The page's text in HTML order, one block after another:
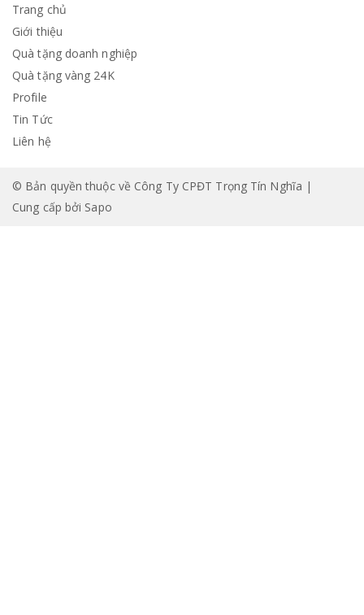
Trang chủ
Giới thiệu
Quà tặng doanh nghiệp
Quà tặng vàng 24K
Profile
Tin Tức
Liên hệ
© Bản quyền thuộc về Công Ty CPĐT Trọng Tín Nghĩa |
Cung cấp bởi Sapo